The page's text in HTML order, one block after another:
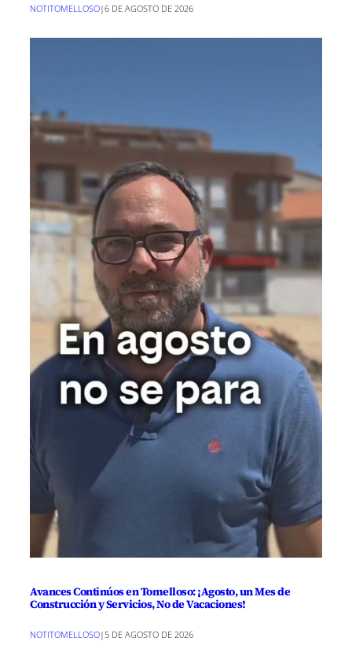
NOTITOMELLOSO|6 DE AGOSTO DE 2026
Avances Continúos en Tomelloso: ¡Agosto, un Mes de
Construcción y Servicios, No de Vacaciones!
NOTITOMELLOSO|5 DE AGOSTO DE 2026